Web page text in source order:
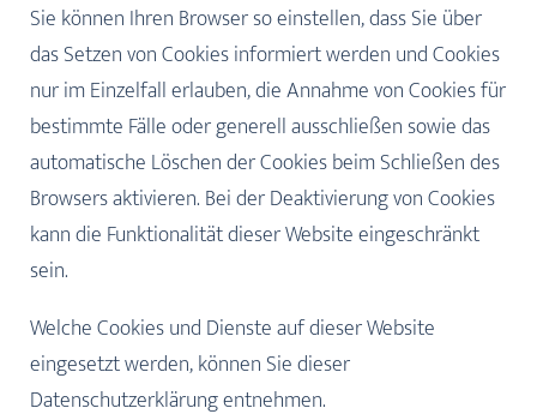
Sie können Ihren Browser so einstellen, dass Sie über
das Setzen von Cookies informiert werden und Cookies
nur im Einzelfall erlauben, die Annahme von Cookies für
bestimmte Fälle oder generell ausschließen sowie das
automatische Löschen der Cookies beim Schließen des
Browsers aktivieren. Bei der Deaktivierung von Cookies
kann die Funktionalität dieser Website eingeschränkt
sein.
Welche Cookies und Dienste auf dieser Website
eingesetzt werden, können Sie dieser
Datenschutzerklärung entnehmen.